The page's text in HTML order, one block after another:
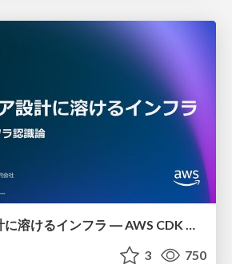
ソフトウェア設計に溶けるインフラ ― AWS CDK のインフラ認識論
3 750